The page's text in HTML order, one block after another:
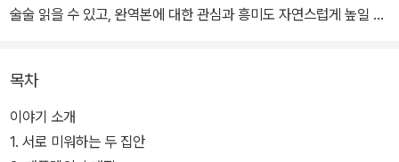
술술 읽을 수 있고, 완역본에 대한 관심과 흥미도 자연스럽게 높일 수
된다.
이탈리아 베로나의 유명한 두 집안 몬터규와 캐풀렛은 오래전부터 원
목차
이야기 소개
1. 서로 미워하는 두 집안